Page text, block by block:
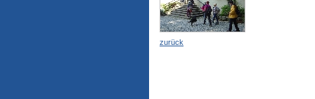
zurück